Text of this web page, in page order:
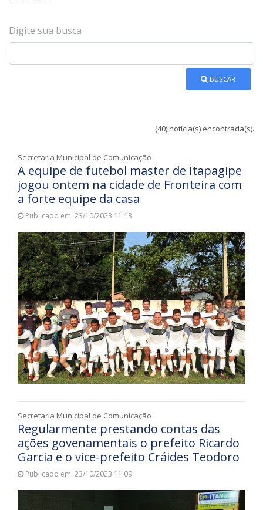
Digite sua busca
BUSCAR
(40) notícia(s) encontrada(s).
Secretaria Municipal de Comunicação
A equipe de futebol master de Itapagipe
jogou ontem na cidade de Fronteira com
a forte equipe da casa
Publicado em: 23/10/2023 11:13
Secretaria Municipal de Comunicação
Regularmente prestando contas das
ações govenamentais o prefeito Ricardo
Garcia e o vice-prefeito Cráides Teodoro
Publicado em: 23/10/2023 11:09